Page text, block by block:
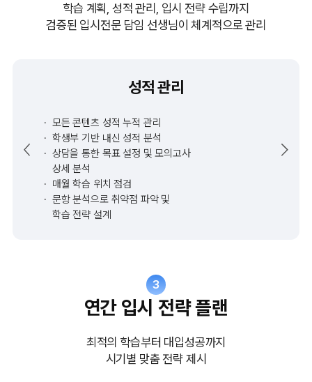
학습 계획, 성적 관리, 입시 전략 수립까지
검증된 입시전문 담임 선생님이 체계적으로 관리
성적 관리
모든 콘텐츠 성적 누적 관리
학생부 기반 내신 성적 분석
상담을 통한 목표 설정 및 모의고사
상세 분석
매월 학습 위치 점검
문항 분석으로 취약점 파악 및
학습 전략 설계
3
연간 입시 전략 플랜
최적의 학습부터 대입성공까지
시기별 맞춤 전략 제시